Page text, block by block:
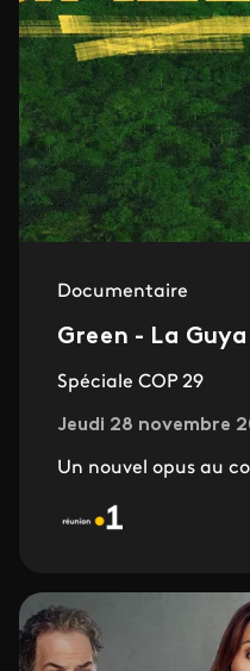
Documentaire
Green - La
Spéciale COP 29
Jeudi 28 novembre
Un nouvel opus au